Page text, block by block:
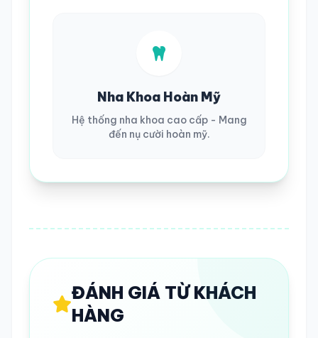
Nha Khoa Hoàn Mỹ
Hệ thống nha khoa cao cấp - Mang
đến nụ cười hoàn mỹ.
ĐÁNH GIÁ TỪ KHÁCH
HÀNG